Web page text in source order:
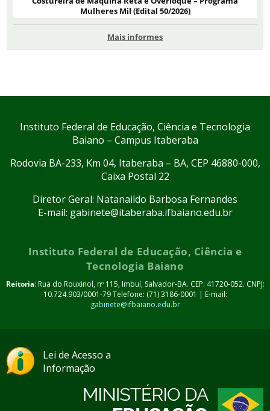
Mulheres Mil (Edital 50/2026)
Mais informes
Instituto Federal de Educação, Ciência e Tecnologia
Baiano – Campus Itaberaba
Rodovia BA-233, Km 04, Itaberaba – BA, CEP 46880-000,
Caixa Postal 22
Diretor Geral: Natanaildo Barbosa Fernandes
E-mail: gabinete@itaberaba.ifbaiano.edu.br
Instituto Federal de Educação, Ciência e
Tecnologia Baiano
Reitoria: Rua do Rouxinol, nº 115, Imbuí, Salvador-BA. CEP: 41720-052. CNPJ:
10.724.903/0001-79 Telefone: (71) 3186-0001 | E-mail:
gabinete@ifbaiano.edu.br
Lei de Acesso a
Informação